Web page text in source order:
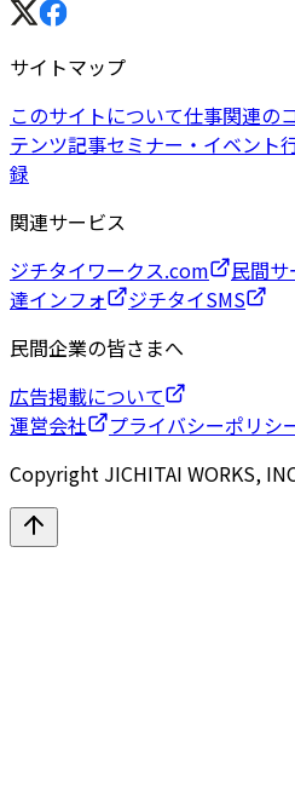
サイトマップ
このサイトについて仕事関連の
テンツ記事セミナー・イベント
録
関連サービス
ジチタイワークス.com
民間
達インフォ
ジチタイSMS
民間企業の皆さまへ
広告掲載について
運営会社
プライバシーポリシ
Copyright JICHITAI WORKS,